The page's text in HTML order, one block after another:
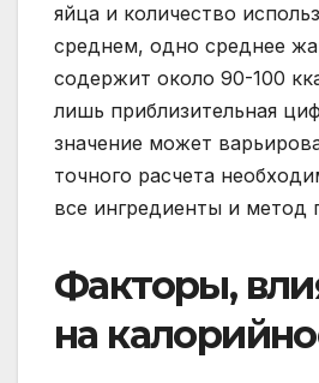
яйца и количество
среднем, одно среднее
содержит около 90-100
лишь приблизительная
значение может
точного расчета
все ингредиенты и метод
Факторы,
на